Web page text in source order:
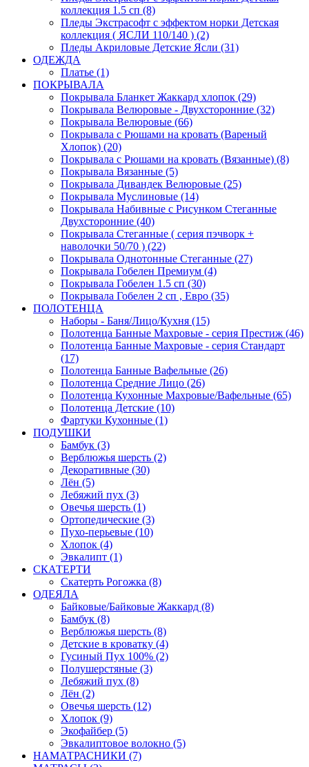
коллекция 1.5 сп (8)
Пледы Экстрасофт с эффектом норки Детская
коллекция ( ЯСЛИ 110/140 ) (2)
Пледы Акриловые Детские Ясли (31)
ОДЕЖДА
Платье (1)
ПОКРЫВАЛА
Покрывала Бланкет Жаккард хлопок (29)
Покрывала Велюровые - Двухсторонние (32)
Покрывала Велюровые (66)
Покрывала с Рюшами на кровать (Вареный
Хлопок) (20)
Покрывала с Рюшами на кровать (Вязанные) (8)
Покрывала Вязанные (5)
Покрывала Дивандек Велюровые (25)
Покрывала Муслиновые (14)
Покрывала Набивные с Рисунком Стеганные
Двухсторонние (40)
Покрывала Стеганные ( серия пэчворк +
наволочки 50/70 ) (22)
Покрывала Однотонные Стеганные (27)
Покрывала Гобелен Премиум (4)
Покрывала Гобелен 1.5 сп (30)
Покрывала Гобелен 2 сп , Евро (35)
ПОЛОТЕНЦА
Наборы - Баня/Лицо/Кухня (15)
Полотенца Банные Махровые - серия Престиж (46)
Полотенца Банные Махровые - серия Стандарт
(17)
Полотенца Банные Вафельные (26)
Полотенца Средние Лицо (26)
Полотенца Кухонные Махровые/Вафельные (65)
Полотенца Детские (10)
Фартуки Кухонные (1)
ПОДУШКИ
Бамбук (3)
Верблюжья шерсть (2)
Декоративные (30)
Лён (5)
Лебяжий пух (3)
Овечья шерсть (1)
Ортопедические (3)
Пухо-перьевые (10)
Хлопок (4)
Эвкалипт (1)
СКАТЕРТИ
Скатерть Рогожка (8)
ОДЕЯЛА
Байковые/Байковые Жаккард (8)
Бамбук (8)
Верблюжья шерсть (8)
Детские в кроватку (4)
Гусиный Пух 100% (2)
Полушерстяные (3)
Лебяжий пух (8)
Лён (2)
Овечья шерсть (12)
Хлопок (9)
Экофайбер (5)
Эвкалиптовое волокно (5)
НАМАТРАСНИКИ (7)